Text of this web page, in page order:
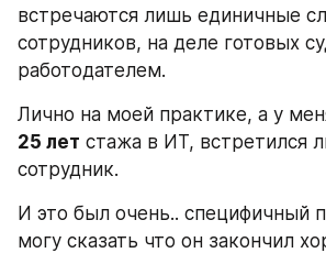
встречаются лишь единичные
сотрудников, на деле готовых
работодателем.
25 лет стажа в ИТ, встретился
сотрудник.
И это был очень.. специфичный
могу сказать что он закончил